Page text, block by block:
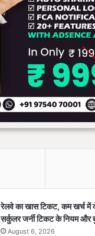
रेलवे का खास टिकट, कम खर्च में
सर्कुलर जर्नी टिकट के नियम और
August 6, 2026